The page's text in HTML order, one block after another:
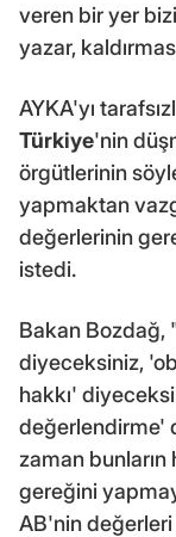
veren bir yer
yazar,
AYKA'yı
Türkiye'nin
örgütlerinin
yapmaktan
değerlerinin
istedi.
Bakan Bozdağ,
diyeceksiniz,
hakkı'
değerlendirme'
zaman bunların
gereğini
AB'nin